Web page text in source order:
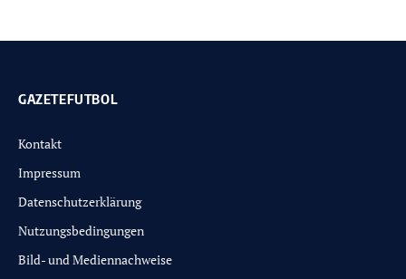
GAZETEFUTBOL
Kontakt
Impressum
Datenschutzerklärung
Nutzungsbedingungen
Bild- und Mediennachweise